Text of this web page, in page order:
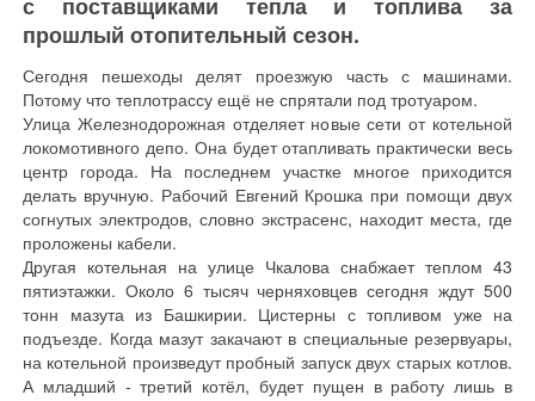
прошлый отопительный сезон.
Сегодня пешеходы делят проезжую часть с машинами.
Потому что теплотрассу ещё не спрятали под тротуаром.
Улица Железнодорожная отделяет новые сети от котельной
локомотивного депо. Она будет отапливать практически весь
центр города. На последнем участке многое приходится
делать вручную. Рабочий Евгений Крошка при помощи двух
согнутых электродов, словно экстрасенс, находит места, где
проложены кабели.
Другая котельная на улице Чкалова снабжает теплом 43
пятиэтажки. Около 6 тысяч черняховцев сегодня ждут 500
тонн мазута из Башкирии. Цистерны с топливом уже на
подъезде. Когда мазут закачают в специальные резервуары,
на котельной произведут пробный запуск двух старых котлов.
А младший - третий котёл, будет пущен в работу лишь в